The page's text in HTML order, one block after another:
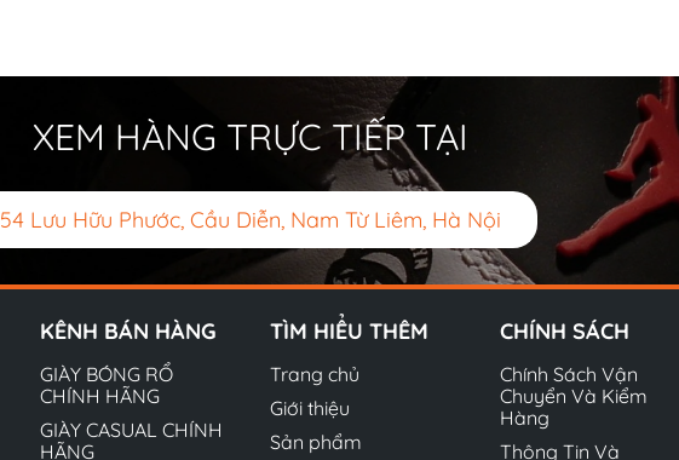
XEM HÀNG TRỰC TIẾP TẠI
54 Lưu Hữu Phước, Cầu Diễn, Nam Từ Liêm, Hà Nội
KÊNH BÁN HÀNG
GIÀY BÓNG RỔ
CHÍNH HÃNG
GIÀY CASUAL CHÍNH
HÃNG
TÌM HIỂU THÊM
Trang chủ
Giới thiệu
Sản phẩm
CHÍNH SÁCH
Chính Sách Vận
Chuyển Và Kiểm
Hàng
Thông Tin Và